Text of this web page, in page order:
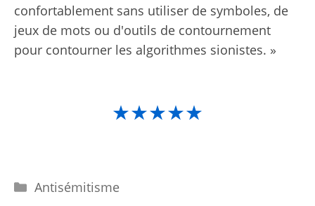
confortablement sans utiliser de symboles, de
jeux de mots ou d'outils de contournement
pour contourner les algorithmes sionistes. »
★★★★★
Catégories
Antisémitisme